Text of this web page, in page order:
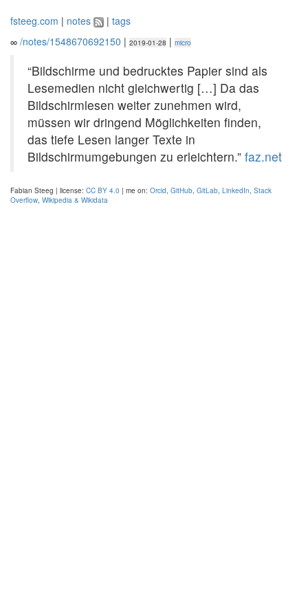
fsteeg.com | notes | tags
∞ /notes/1548670692150 | 2019-01-28 | micro
“Bildschirme und bedrucktes Papier sind als
Lesemedien nicht gleichwertig […] Da das
Bildschirmlesen weiter zunehmen wird,
müssen wir dringend Möglichkeiten finden,
das tiefe Lesen langer Texte in
Bildschirmumgebungen zu erleichtern.” faz.net
Fabian Steeg | license: CC BY 4.0 | me on: Orcid, GitHub, GitLab, LinkedIn, Stack
Overflow, Wikipedia & Wikidata